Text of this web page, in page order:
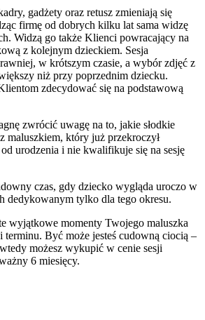
gadżety oraz retusz zmieniają się
firmę od dobrych kilku lat sama widzę
Widzą go także Klienci powracający na
z kolejnym dzieckiem. Sesja
w krótszym czasie, a wybór zdjęć z
niż przy poprzednim dziecku.
zdecydować się na podstawową
zwrócić uwagę na to, jakie słodkie
maluszkiem, który już przekroczył
urodzenia i nie kwalifikuje się na sesję
czas, gdy dziecko wygląda uroczo w
dedykowanym tylko dla tego okresu.
wyjątkowe momenty Twojego maluszka
terminu. Być może jesteś cudowną ciocią –
możesz wykupić w cenie sesji
6 miesięcy.